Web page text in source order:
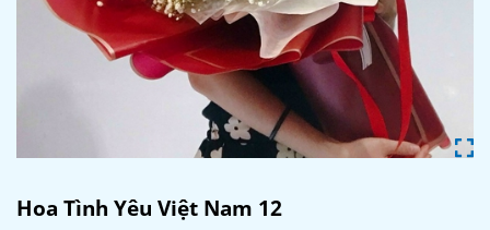
Hoa Tình Yêu Việt Nam 12